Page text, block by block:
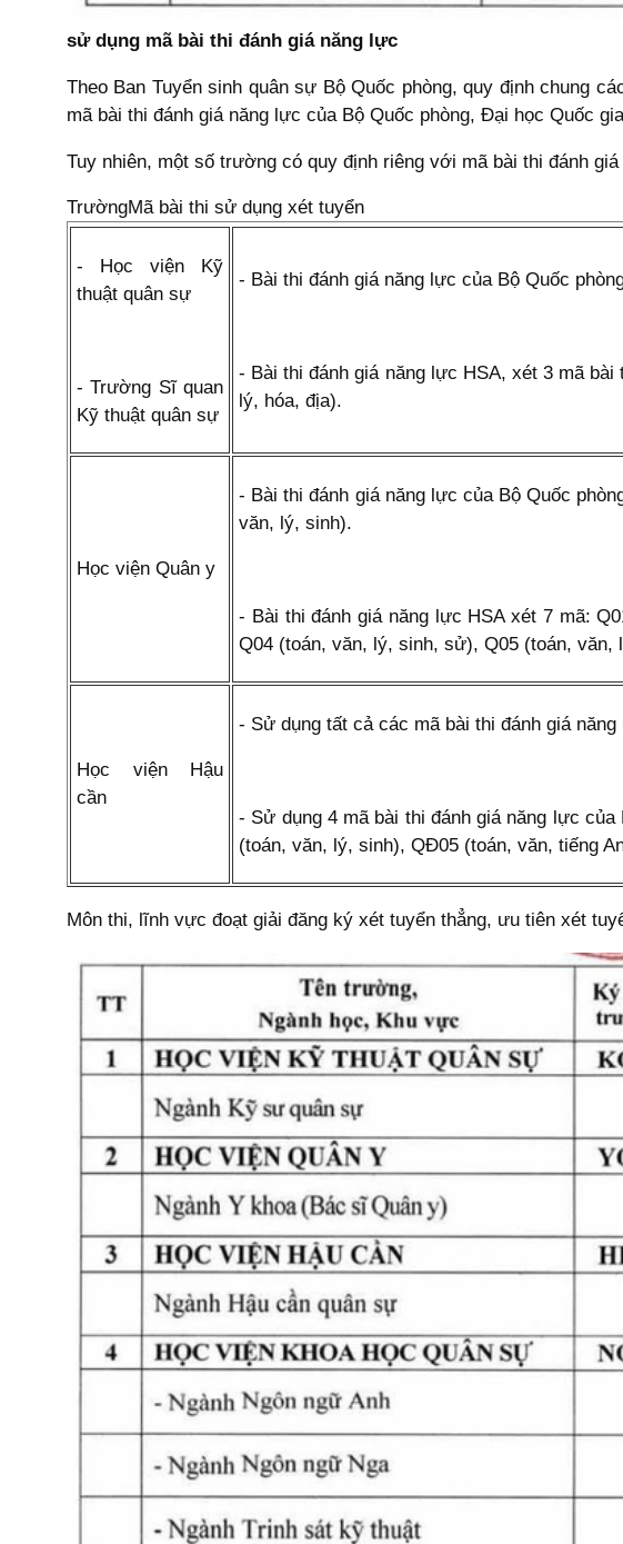
sử dụng mã bài thi đánh giá năng lực
Theo Ban Tuyển sinh quân sự Bộ Quốc phòng, quy định chung
mã bài thi đánh giá năng lực của Bộ Quốc phòng, Đại học Quốc
Tuy nhiên, một số trường có quy định riêng với mã bài thi đánh
TrườngMã bài thi sử dụng xét tuyển
- Học viện Kỹ
thuật quân sự
- Trường Sĩ quan
Kỹ thuật quân sự
- Bài thi đánh giá năng lực của Bộ Quốc
- Bài thi đánh giá năng lực HSA, xét 3 mã
lý, hóa, địa).
Học viện Quân y
- Bài thi đánh giá năng lực của Bộ Quốc
văn, lý, sinh).
- Bài thi đánh giá năng lực HSA xét 7 mã:
Q04 (toán, văn, lý, sinh, sử), Q05 (toán,
Học viện Hậu
cần
- Sử dụng tất cả các mã bài thi đánh giá năng
- Sử dụng 4 mã bài thi đánh giá năng lực
(toán, văn, lý, sinh), QĐ05 (toán, văn, tiếng
Môn thi, lĩnh vực đoạt giải đăng ký xét tuyển thẳng, ưu tiên xét